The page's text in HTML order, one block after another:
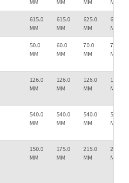
MM
MM
MM
MM
615.0
MM
615.0
MM
625.0
MM
638.0
MM
50.0
MM
60.0
MM
70.0
MM
70.0
MM
126.0
MM
126.0
MM
126.0
MM
126.0
MM
540.0
MM
540.0
MM
540.0
MM
540.0
MM
150.0
MM
175.0
MM
215.0
MM
255.0
MM